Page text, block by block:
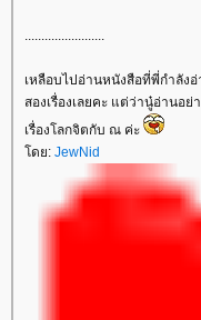
........................
เหลือบไปอ่านหนังสือที่พี่กำลัง
สองเรื่องเลยคะ แต่ว่านู๋อ่านอย่
เรื่องโลกจิตกับ ณ ค่ะ
ดย: JewNid